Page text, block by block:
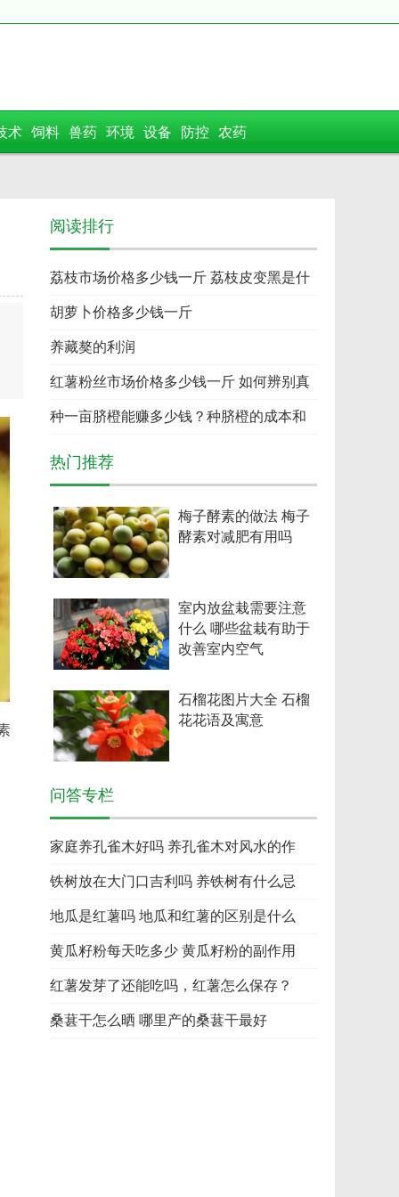
术 饲料 兽药 环境 设备 防控 农药
阅读排行
荔枝市场价格多少钱一斤 荔枝皮变黑是什
么
胡萝卜价格多少钱一斤
养藏獒的利润
红薯粉丝市场价格多少钱一斤 如何辨别真
假
种一亩脐橙能赚多少钱？种脐橙的成本和
热门推荐
梅子酵素的做法 梅子
酵素对减肥有用吗
室内放盆栽需要注意
什么 哪些盆栽有助于
改善室内空气
石榴花图片大全 石榴
花花语及寓意
问答专栏
家庭养孔雀木好吗 养孔雀木对风水的作
铁树放在大门口吉利吗 养铁树有什么忌
地瓜是红薯吗 地瓜和红薯的区别是什么
黄瓜籽粉每天吃多少 黄瓜籽粉的副作用
红薯发芽了还能吃吗，红薯怎么保存？
桑葚干怎么晒 哪里产的桑葚干最好